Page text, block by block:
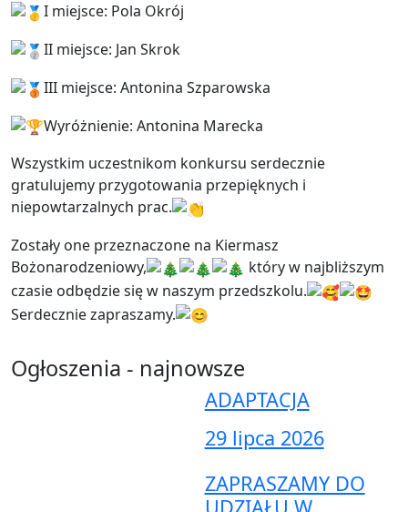
I miejsce: Pola Okrój
II miejsce: Jan Skrok
III miejsce: Antonina Szparowska
Wyróżnienie: Antonina Marecka
Wszystkim uczestnikom konkursu serdecznie
gratulujemy przygotowania przepięknych i
niepowtarzalnych prac.
Zostały one przeznaczone na Kiermasz
Bożonarodzeniowy,
który w najbliższym
czasie odbędzie się w naszym przedszkolu.
Serdecznie zapraszamy.
Ogłoszenia - najnowsze
ADAPTACJA
29 lipca 2026
ZAPRASZAMY DO